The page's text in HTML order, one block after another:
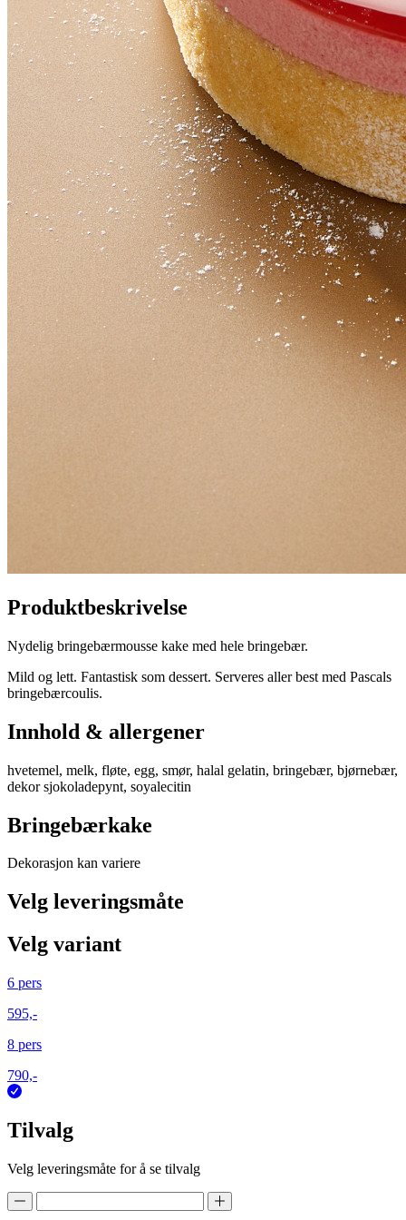
Produktbeskrivelse
Nydelig bringebærmousse kake med hele bringebær.
Mild og lett. Fantastisk som dessert. Serveres aller best med Pascals
bringebærcoulis.
Innhold & allergener
hvetemel, melk, fløte, egg, smør, halal gelatin, bringebær, bjørnebær,
dekor sjokoladepynt, soyalecitin
Bringebærkake
Dekorasjon kan variere
Velg leveringsmåte
Velg variant
6 pers
595,-
8 pers
790,-
Tilvalg
Velg leveringsmåte for å se tilvalg